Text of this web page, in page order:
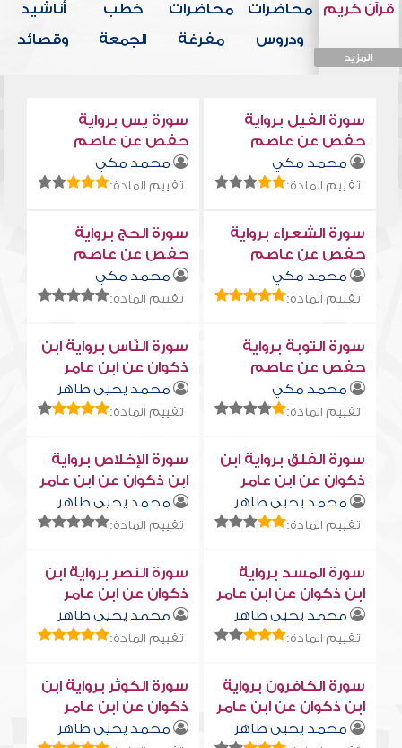
قرآن كريم
المزيد
محاضرات
ودروس
محاضرات
مفرغة
خطب
الجمعة
أناشيد
وقصائد
سورة الفيل برواية
حفص عن عاصم
محمد مكي
تقييم المادة:
سورة يس برواية
حفص عن عاصم
محمد مكي
تقييم المادة:
سورة الشعراء برواية
حفص عن عاصم
محمد مكي
تقييم المادة:
سورة الحج برواية
حفص عن عاصم
محمد مكي
تقييم المادة:
سورة التوبة برواية
حفص عن عاصم
محمد مكي
تقييم المادة:
سورة النّاس برواية ابن
ذكوان عن ابن عامر
محمد يحيى طاهر
تقييم المادة:
سورة الفلق برواية ابن
ذكوان عن ابن عامر
محمد يحيى طاهر
تقييم المادة:
سورة الإخلاص برواية
ابن ذكوان عن ابن عامر
محمد يحيى طاهر
تقييم المادة:
سورة المسد برواية
ابن ذكوان عن ابن عامر
محمد يحيى طاهر
تقييم المادة:
سورة النصر برواية ابن
ذكوان عن ابن عامر
محمد يحيى طاهر
تقييم المادة:
سورة الكافرون برواية
ابن ذكوان عن ابن عامر
محمد يحيى طاهر
سورة الكوثر برواية ابن
ذكوان عن ابن عامر
محمد يحيى طاهر